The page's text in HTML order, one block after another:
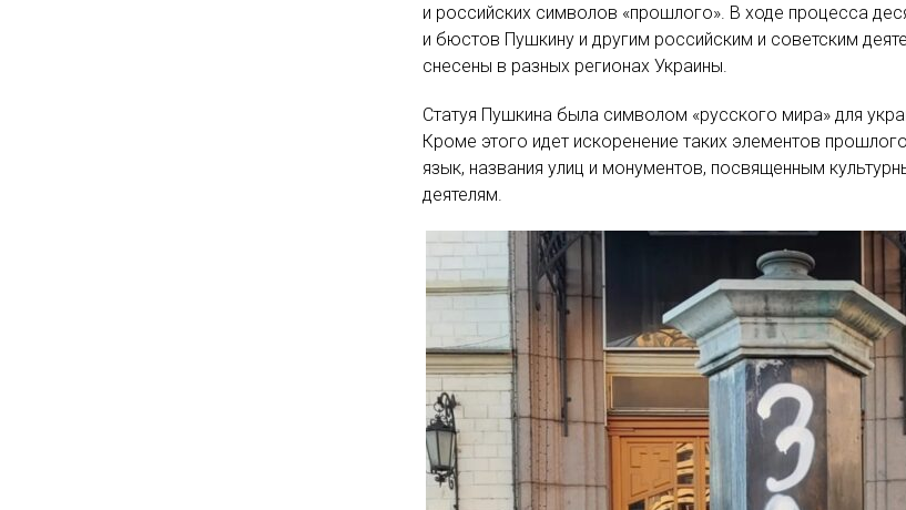
и российских символов «прошлого». В ходе процесса
и бюстов Пушкину и другим российским и советским
снесены в разных регионах Украины.
Статуя Пушкина была символом «русского мира» для
Кроме этого идет искоренение таких элементов
язык, названия улиц и монументов, посвященным
деятелям.